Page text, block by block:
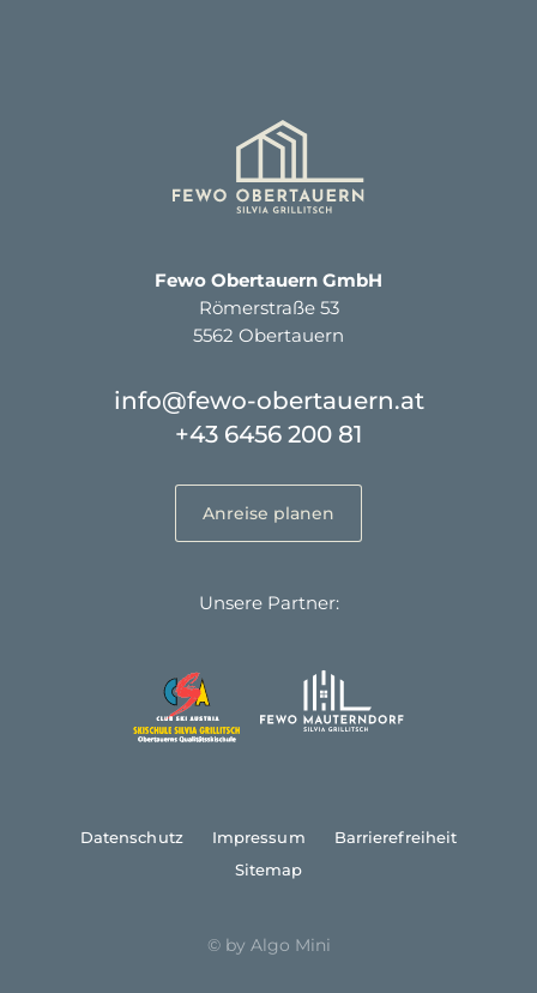
Fewo Obertauern GmbH
Römerstraße 53
5562 Obertauern
info@fewo-obertauern.at
+43 6456 200 81
Anreise planen
Unsere Partner:
Datenschutz Impressum
Barrierefreiheit
Sitemap
© by Algo Mini